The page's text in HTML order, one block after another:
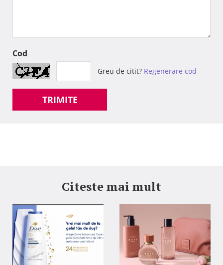
Cod
Greu de citit? Regenerare cod
TRIMITE
Citeste mai mult